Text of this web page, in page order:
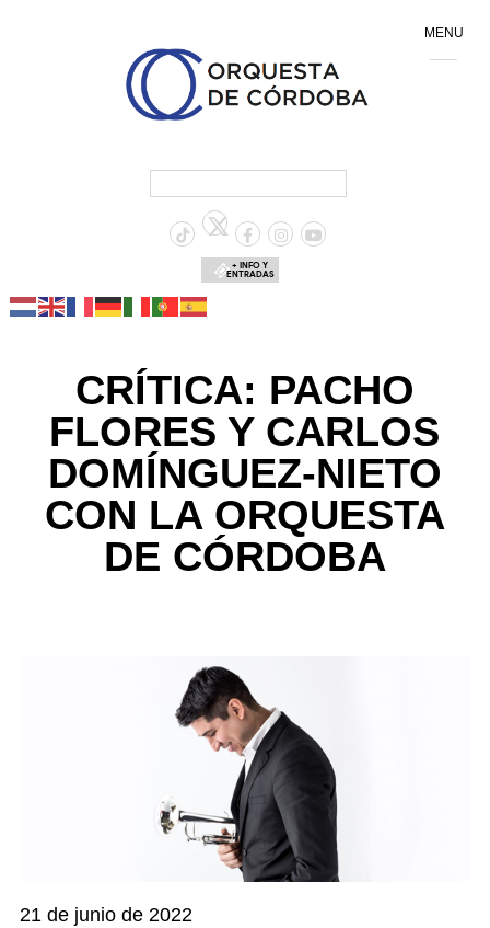
+ INFO Y
ENTRADAS
CRÍTICA: PACHO
FLORES Y CARLOS
DOMÍNGUEZ-NIETO
CON LA ORQUESTA
DE CÓRDOBA
21 de junio de 2022
MENU